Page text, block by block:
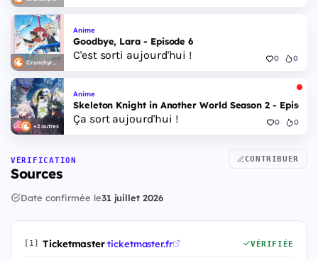
Crunchyroll
Anime
Goodbye, Lara - Episode 6
C'est sorti aujourd'hui ! 0 0
+2 autres
Anime
Skeleton Knight in Another World Season 2 - Episode
Ça sort aujourd'hui ! 0 0
VÉRIFICATION
Sources
CONTRIBUER
Date confirmée le31 juillet 2026
[1] Ticketmaster·ticketmaster.fr VÉRIFIÉE